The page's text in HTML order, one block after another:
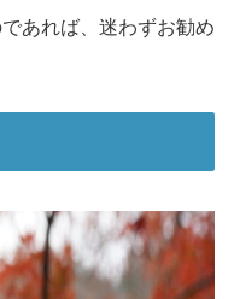
あれば、迷わずお勧め